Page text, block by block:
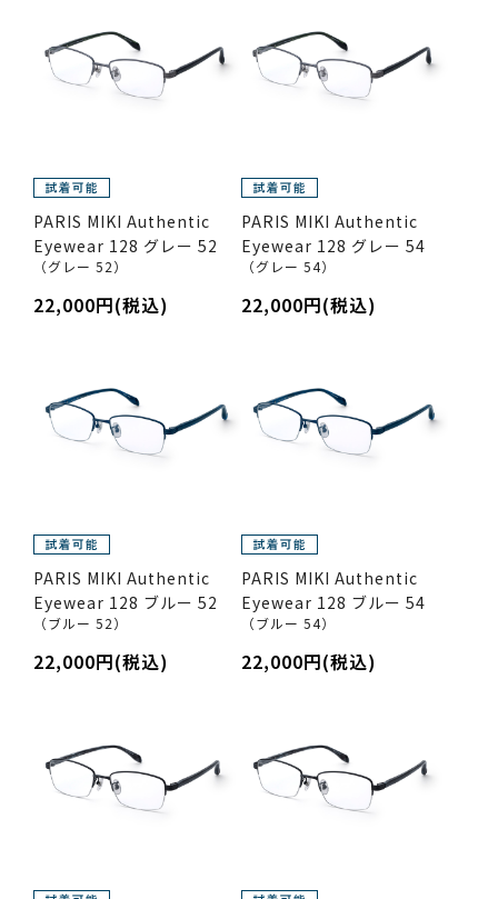
PARIS MIKI Authentic
Eyewear 128 グレー 52
（グレー 52）
22,000円(税込)
PARIS MIKI Authentic
Eyewear 128 グレー 54
（グレー 54）
22,000円(税込)
PARIS MIKI Authentic
Eyewear 128 ブルー 52
（ブルー 52）
22,000円(税込)
PARIS MIKI Authentic
Eyewear 128 ブルー 54
（ブルー 54）
22,000円(税込)